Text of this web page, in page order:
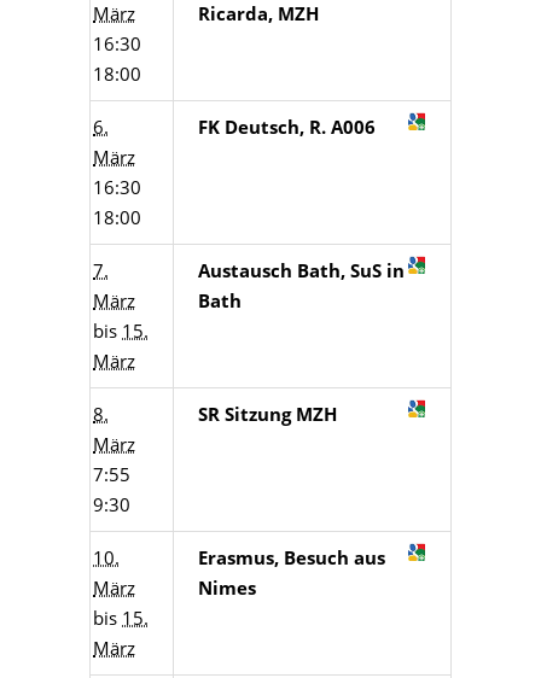
März
16:30
18:00
Ricarda, MZH
6.
März
16:30
18:00
FK Deutsch, R. A006
7.
März
bis 15.
März
Austausch Bath, SuS in
Bath
8.
März
7:55
9:30
SR Sitzung MZH
10.
März
bis 15.
März
Erasmus, Besuch aus
Nimes